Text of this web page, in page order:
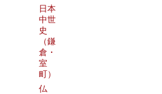
日本
中世
史
（鎌
倉・
室
町）
仏